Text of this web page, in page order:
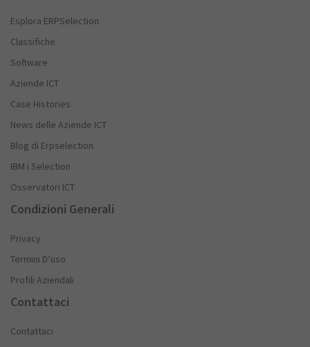
Esplora ERPSelection
Classifiche
Software
Aziende ICT
Case Histories
News delle Aziende ICT
Blog di Erpselection
IBM i Selection
Osservatori ICT
Condizioni Generali
Privacy
Termini D’uso
Profili Aziendali
Contattaci
Contattaci